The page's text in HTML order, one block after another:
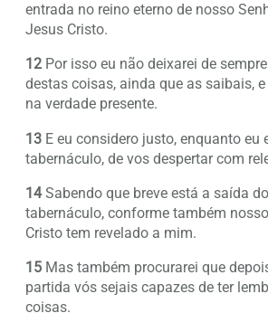
entrada no reino eterno de nosso
Jesus Cristo.
12 Por isso eu não deixarei de
destas coisas, ainda que as saibais,
na verdade presente.
13 E eu considero justo, enquanto eu
tabernáculo, de vos despertar com
14Sabendo que breve está a saída
tabernáculo, conforme também
Cristo tem revelado a mim.
15 Mas também procurarei que
partida vós sejais capazes de ter
coisas.